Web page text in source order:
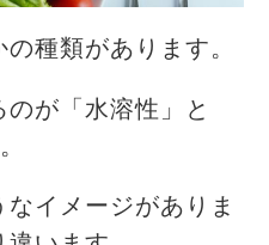
種類があります。
が「水溶性」と
イメージがありま